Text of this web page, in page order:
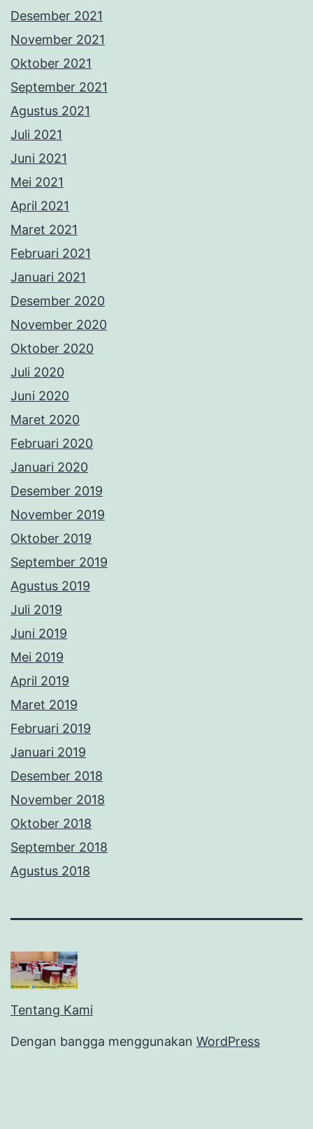
Desember 2021
November 2021
Oktober 2021
September 2021
Agustus 2021
Juli 2021
Juni 2021
Mei 2021
April 2021
Maret 2021
Februari 2021
Januari 2021
Desember 2020
November 2020
Oktober 2020
Juli 2020
Juni 2020
Maret 2020
Februari 2020
Januari 2020
Desember 2019
November 2019
Oktober 2019
September 2019
Agustus 2019
Juli 2019
Juni 2019
Mei 2019
April 2019
Maret 2019
Februari 2019
Januari 2019
Desember 2018
November 2018
Oktober 2018
September 2018
Agustus 2018
Tentang Kami
Dengan bangga menggunakan WordPress